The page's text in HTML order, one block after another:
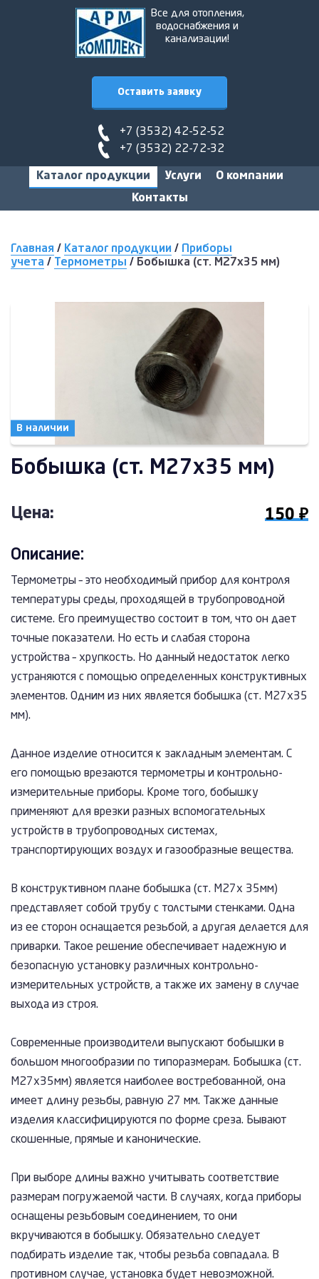
Все для отопления,
водоснабжения и
канализации!
Оставить заявку
+7 (3532) 42-52-52
+7 (3532) 22-72-32
Каталог продукции Услуги
О компании
Контакты
Главная / Каталог продукции /
Приборы
учета / Термометры / Бобышка (ст. М27х35 мм)
В наличии
Бобышка (ст. М27х35 мм)
Цена: 150 ₽
Описание:
Термометры – это необходимый прибор для контроля
температуры среды, проходящей в трубопроводной
системе. Его преимущество состоит в том, что он дает
точные показатели. Но есть и слабая сторона
устройства – хрупкость. Но данный недостаток легко
устраняются с помощью определенных конструктивных
элементов. Одним из них является бобышка (ст. М27х35
мм).
Данное изделие относится к закладным элементам. С
его помощью врезаются термометры и контрольно-
измерительные приборы. Кроме того, бобышку
применяют для врезки разных вспомогательных
устройств в трубопроводных системах,
транспортирующих воздух и газообразные вещества.
В конструктивном плане бобышка (ст. М27х 35мм)
представляет собой трубу с толстыми стенками. Одна
из ее сторон оснащается резьбой, а другая делается для
приварки. Такое решение обеспечивает надежную и
безопасную установку различных контрольно-
измерительных устройств, а также их замену в случае
выхода из строя.
Современные производители выпускают бобышки в
большом многообразии по типоразмерам. Бобышка (ст.
М27х35мм) является наиболее востребованной, она
имеет длину резьбы, равную 27 мм. Также данные
изделия классифицируются по форме среза. Бывают
скошенные, прямые и канонические.
При выборе длины важно учитывать соответствие
размерам погружаемой части. В случаях, когда приборы
оснащены резьбовым соединением, то они
вкручиваются в бобышку. Обязательно следует
подбирать изделие так, чтобы резьба совпадала. В
противном случае, установка будет невозможной.